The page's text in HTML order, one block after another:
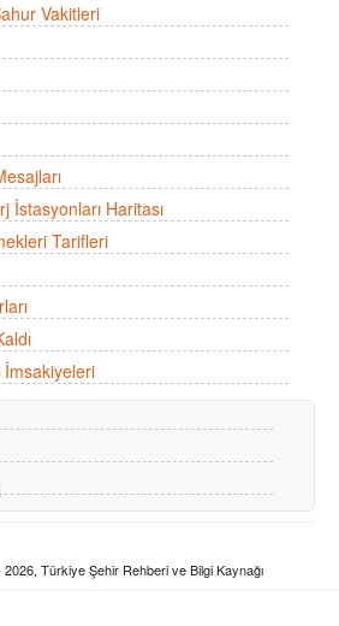
Vakitleri
İstasyonları Haritası
Tarifleri
Türkiye Şehir Rehberi ve Bilgi Kaynağı